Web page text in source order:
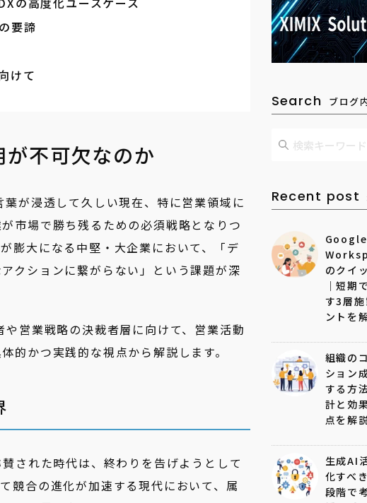
要諦
けて
不可欠なのか
が浸透して久しい現在、特に営業領域に
市場で勝ち残るための必須戦略となりつ
膨大になる中堅・大企業において、「デ
クションに繋がらない」という課題が深
営業戦略の決裁者層に向けて、営業活動
的かつ実践的な視点から解説します。
された時代は、終わりを告げようとして
競合の進化が加速する現代において、属
Search ブログ
Recent post
Google
のクイ
｜短期
す3層施
ントを
組織の
ション
する方
計と効
点を解
生成AI
化すべ
段階で